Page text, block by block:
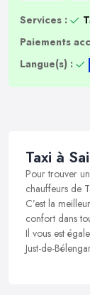
Services :
Paiements
Langue(s) :
Taxi à
Pour trouver
chauffeurs de
C’est la
confort dans
Il vous est
Just-de-